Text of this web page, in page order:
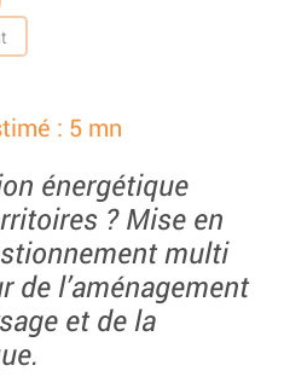
: 5 mn
énergétique
? Mise en
multi
de l’aménagement
et de la